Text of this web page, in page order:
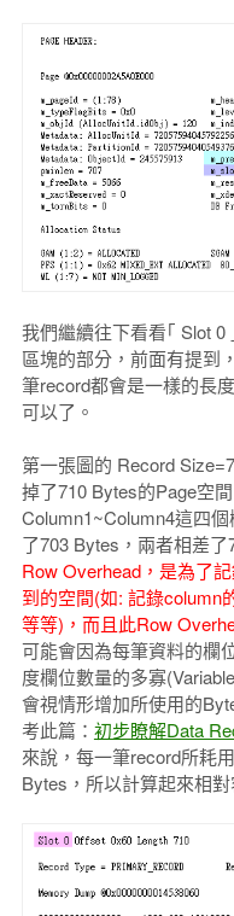
我們繼續往下看看｢ Slot
區塊的部分，前面有提到
筆record都會是一樣的長
可以了。
第一張圖的 Record
掉了710 Bytes的Page空
Column1~Column4這四
了703 Bytes，兩者相差
Row Overhead，是為了
到的空間(如: 記錄column
等等) ，而且此Row
可能會因為每筆資料的欄
度欄位數量的多寡
會視情形增加所使用的
考此篇： 初步瞭解Data
來說，每一筆record所耗
Bytes，所以計算起來相對